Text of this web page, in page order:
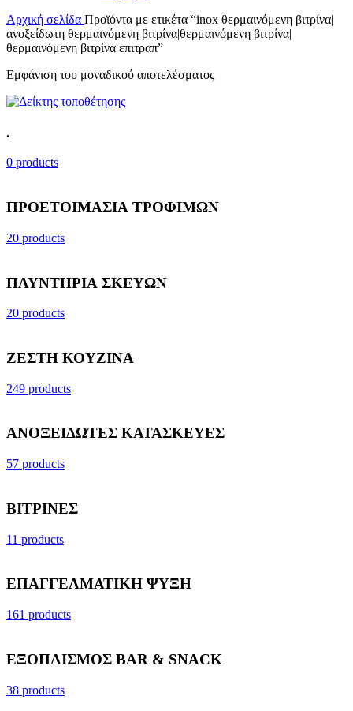
Αρχική σελίδα Προϊόντα με ετικέτα “inox θερμαινόμενη βιτρίνα|
ανοξείδωτη θερμαινόμενη βιτρίνα|θερμαινόμενη βιτρίνα|
θερμαινόμενη βιτρίνα επιτραπ”
Εμφάνιση του μοναδικού αποτελέσματος
.
0 products
ΠΡΟΕΤΟΙΜΑΣΙΑ ΤΡΟΦΙΜΩΝ
20 products
ΠΛΥΝΤΗΡΙΑ ΣΚΕΥΩΝ
20 products
ΖΕΣΤΗ ΚΟΥΖΙΝΑ
249 products
ΑΝΟΞΕΙΔΩΤΕΣ ΚΑΤΑΣΚΕΥΕΣ
57 products
ΒΙΤΡΙΝΕΣ
11 products
ΕΠΑΓΓΕΛΜΑΤΙΚΗ ΨΥΞΗ
161 products
ΕΞΟΠΛΙΣΜΟΣ BAR & SNACK
38 products